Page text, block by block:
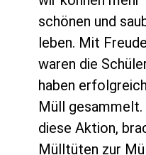
schönen und
leben. Mit
waren die
haben
Müll gesammelt.
diese Aktion,
Mülltüten zur